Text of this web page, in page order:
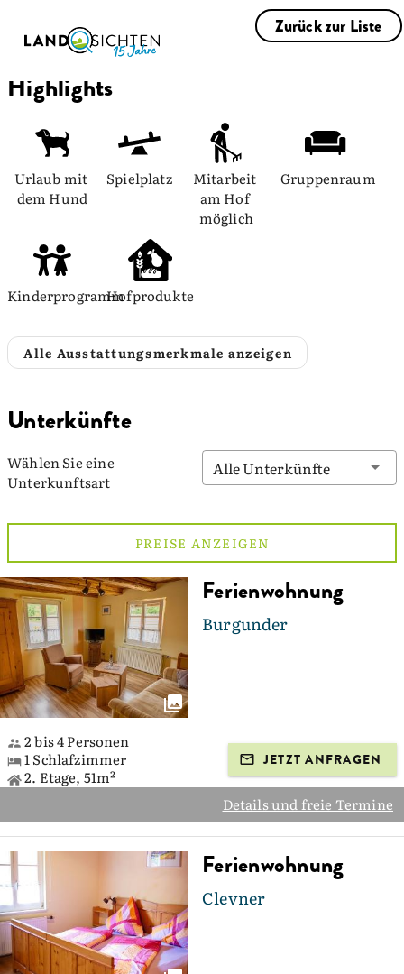
Zurück zur Liste
Highlights
Urlaub mit
dem Hund
Spielplatz
Mitarbeit
am Hof
möglich
Gruppenraum
KinderprogrammHofprodukte
Alle Ausstattungsmerkmale anzeigen
Unterkünfte
Wählen Sie eine
Unterkunftsart
Alle Unterkünfte
PREISE ANZEIGEN
Ferienwohnung
Burgunder
2 bis 4 Personen
1 Schlafzimmer
2. Etage, 51m²
JETZT ANFRAGEN
Details und freie Termine
Ferienwohnung
Clevner